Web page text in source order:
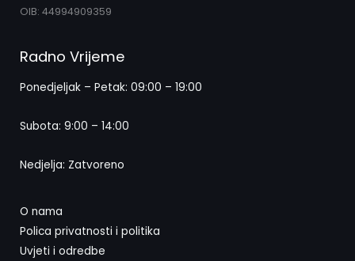
OIB: 44994909359
Radno Vrijeme
Ponedjeljak – Petak: 09:00 – 19:00
Subota: 9:00 – 14:00
Nedjelja: Zatvoreno
O nama
Polica privatnosti i politika
Uvjeti i odredbe